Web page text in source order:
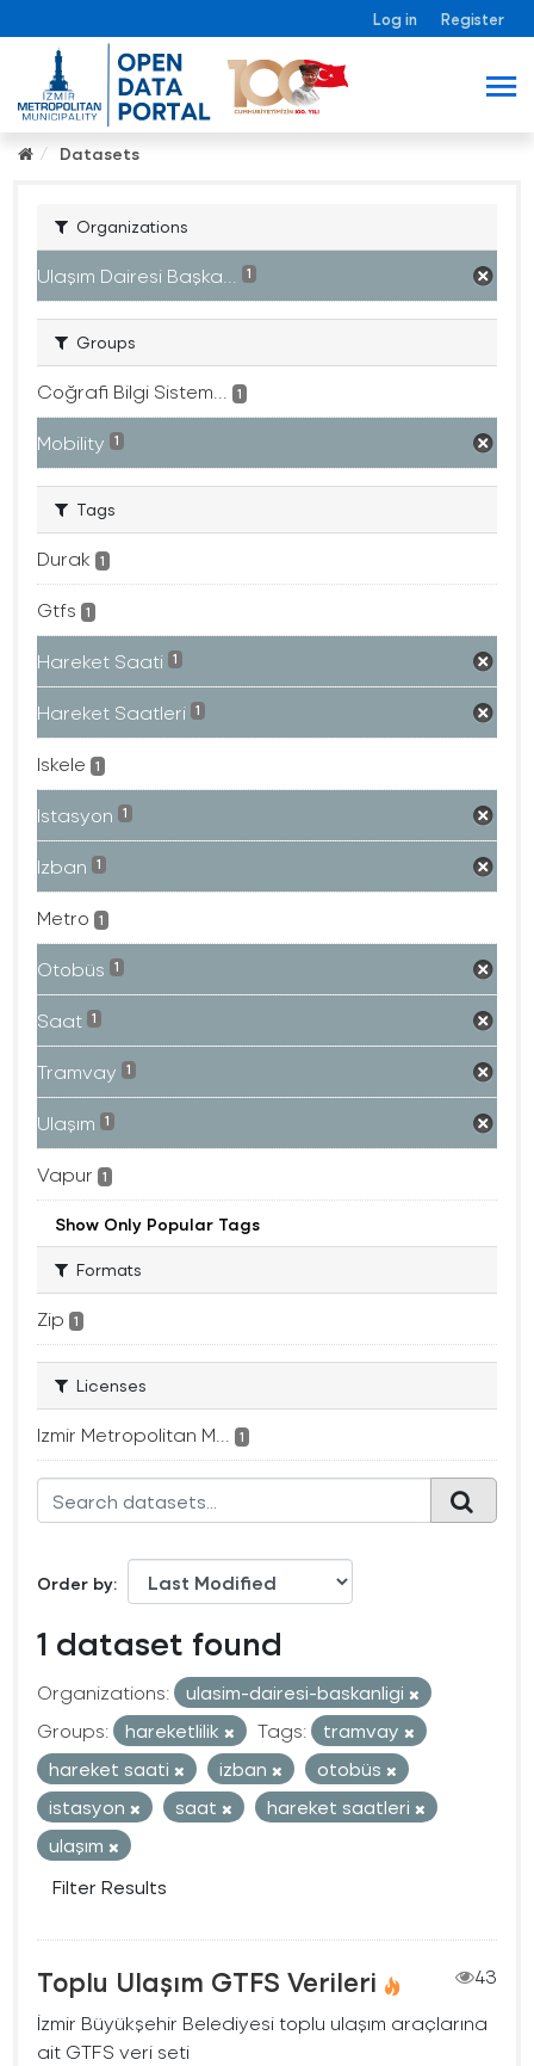
Log in Register
Datasets
Organizations
Ulaşım Dairesi Başka... 1
Groups
Coğrafi Bilgi Sistem... 1
Mobility 1
Tags
Durak 1
Gtfs 1
Hareket Saati 1
Hareket Saatleri 1
Iskele 1
Istasyon 1
Izban 1
Metro 1
Otobüs 1
Saat 1
Tramvay 1
Ulaşım 1
Vapur 1
Show Only Popular Tags
Formats
Zip 1
Licenses
Izmir Metropolitan M... 1
Order by
1 dataset found
Organizations:
ulasim-dairesi-baskanligi
Groups:
hareketlilik Tags:
tramvay
hareket saati
izban
otobüs
istasyon
saat
hareket saatleri
ulaşım
Filter Results
Toplu Ulaşım GTFS Verileri
43
İzmir Büyükşehir Belediyesi toplu ulaşım araçlarına
ait GTFS veri seti